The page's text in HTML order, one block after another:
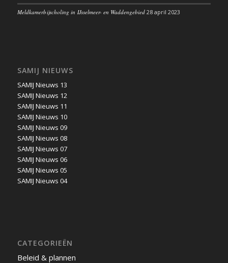
Meldkamerbijscholing in IJsselmeer- en Waddengebied 28 april 2023
SAMIJ NIEUWS
SAMIJ Nieuws 13
SAMIJ Nieuws 12
SAMIJ Nieuws 11
SAMIJ Nieuws 10
SAMIJ Nieuws 09
SAMIJ Nieuws 08
SAMIJ Nieuws 07
SAMIJ Nieuws 06
SAMIJ Nieuws 05
SAMIJ Nieuws 04
CATEGORIEËN
Beleid & plannen